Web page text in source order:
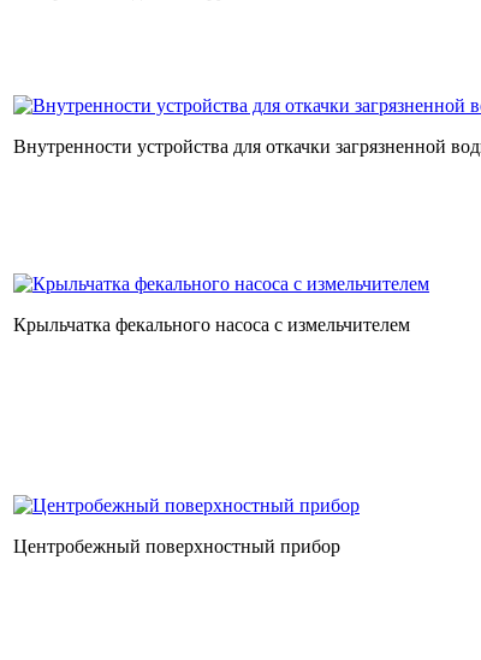
Внутренности устройства для откачки загрязненной
Крыльчатка фекального насоса с измельчителем
Центробежный поверхностный прибор